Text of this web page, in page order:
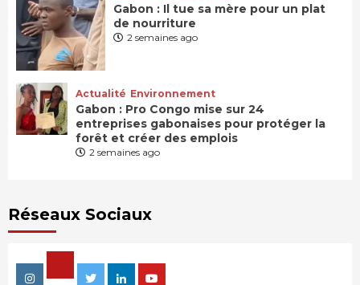
Gabon : Il tue sa mère pour un plat
de nourriture
2 semaines ago
Actualité Environnement
Gabon : Pro Congo mise sur 24
entreprises gabonaises pour protéger la
forêt et créer des emplois
2 semaines ago
Réseaux Sociaux
Instagram
Facebook
TwitterLinkedin